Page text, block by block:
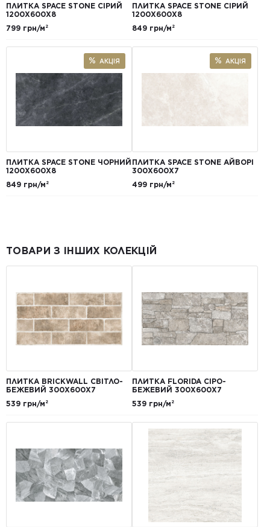
ПЛИТКА SPACE STONE СІРИЙ
1200Х600Х8
799 грн/м²
ПЛИТКА SPACE STONE СІРИЙ
1200Х600Х8
849 грн/м²
АКЦІЯ
ПЛИТКА SPACE STONE ЧОРНИЙ
1200Х600Х8
849 грн/м²
АКЦІЯ
ПЛИТКА SPACE STONE АЙВОРІ
300X600X7
499 грн/м²
ТОВАРИ З ІНШИХ КОЛЕКЦІЙ
ПЛИТКА BRICKWALL СВІТЛО-
БЕЖЕВИЙ 300Х600Х7
539 грн/м²
ПЛИТКА FLORIDA СІРО-
БЕЖЕВИЙ 300Х600Х7
539 грн/м²